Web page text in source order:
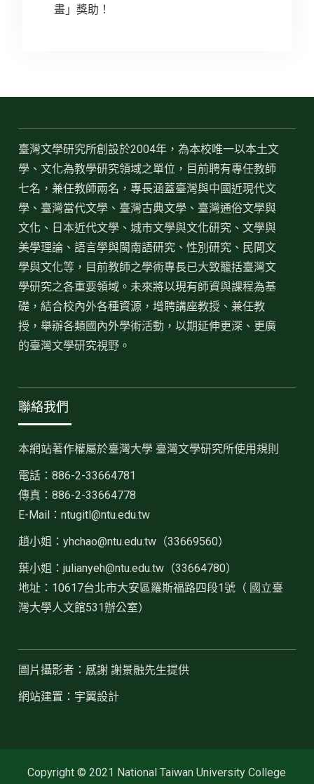
畫」獎助！
臺灣文學研究所創設於2004年，為本校唯一以本土文
學、文化為教學研究領域之單位，目前聘有專任教師
七名，兼任教師兩名，專長涵蓋臺灣與中國近現代文
學、臺灣當代文學、臺灣古典文學、臺灣通俗文學與
文化、日本近代文學、城市文學與文化研究、文學與
美學理論、語言學與閩南語研究、性別研究、民間文
學與文化等，目前教師之學術專長已大致籠括臺灣文
學研究之各重要領域。未來將以現有師資與課程為基
礎，結合校內外各種資源，增聘講座教授、兼任教
授，舉辦各類國內外學術活動，以期延伸更深、更廣
的臺灣文學研究視野。
聯絡我們
本網站著作權屬於臺灣大學 臺灣文學研究所使用規則
電話：886-2-33664781
傳真：886-2-33664778
E-Mail：ntugitl@ntu.edu.tw
趙小姐：yhchao@ntu.edu.tw（33669560）
葉小姐：julianyeh@ntu.edu.tw（33664780）
地址：10617台北市大安區羅斯福路四段1號（ 國立臺
灣大學人文館531辦公室）
圖片攝影者：感謝 謝景融先生提供
網站建置：宇翼設計
Copyright © 2021 National Taiwan University College